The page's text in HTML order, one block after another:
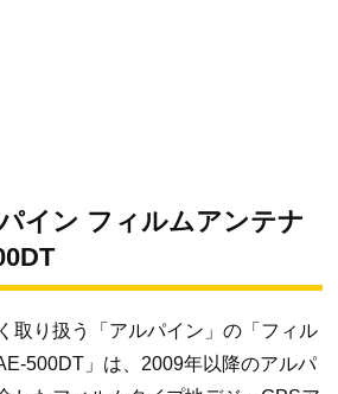
パイン フィルムアンテナ
取り扱う「アルパイン」の「フィル
500DT」は、2009年以降のアルパ